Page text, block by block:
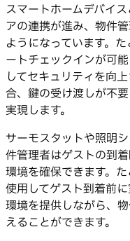
スマートホームデバイ
アの連携が進み、物件
ようになっています。た
ートチェックインが可
してセキュリティを向
合、鍵の受け渡しが不
実現します。
サーモスタットや照明
件管理者はゲストの到
環境を確保できます。
使用してゲスト到着前
環境を提供しながら、
えることができます。